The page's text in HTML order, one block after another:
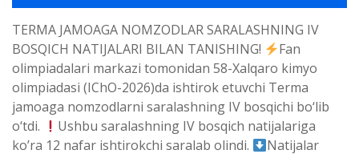
TERMA JAMOAGA NOMZODLAR SARALASHNING IV
BOSQICH NATIJALARI BILAN TANISHING!
Fan
olimpiadalari markazi tomonidan 58-Xalqaro kimyo
olimpiadasi (IChO-2026)da ishtirok etuvchi Terma
jamoaga nomzodlarni saralashning IV bosqichi bo‘lib
o‘tdi.
Ushbu saralashning IV bosqich natijalariga
ko’ra 12 nafar ishtirokchi saralab olindi.
Natijalar